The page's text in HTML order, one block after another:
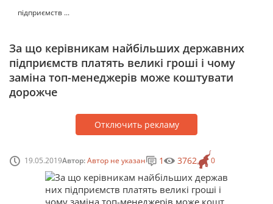
підприємств ...
За що керівникам найбільших державних
підприємств платять великі гроші і чому
заміна топ-менеджерів може коштувати
дорожче
Отключить рекламу
19.05.2019Автор:Автор не указан 0
1 3762